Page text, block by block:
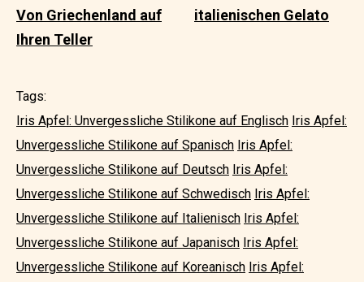
Von Griechenland auf
Ihren Teller
italienischen Gelato
Tags:
Iris Apfel: Unvergessliche Stilikone auf Englisch Iris Apfel:
Unvergessliche Stilikone auf Spanisch Iris Apfel:
Unvergessliche Stilikone auf Deutsch Iris Apfel:
Unvergessliche Stilikone auf Schwedisch Iris Apfel:
Unvergessliche Stilikone auf Italienisch Iris Apfel:
Unvergessliche Stilikone auf Japanisch Iris Apfel:
Unvergessliche Stilikone auf Koreanisch Iris Apfel: